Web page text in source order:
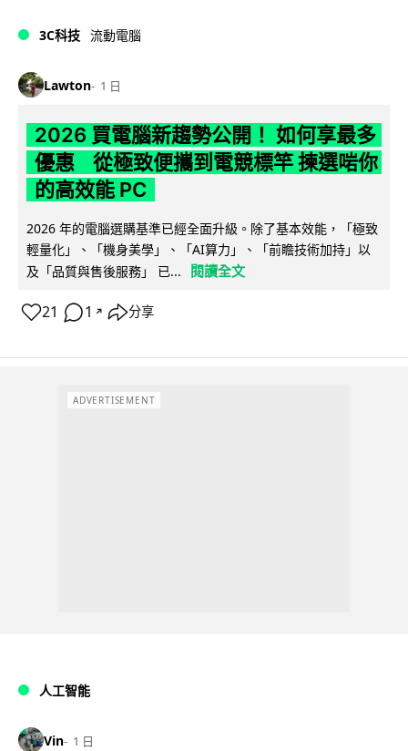
3C科技 流動電腦
Lawton 1 日
2026 買電腦新趨勢公開！ 如何享最多
優惠 從極致便攜到電競標竿 揀選啱你
的高效能 PC
2026 年的電腦選購基準已經全面升級。除了基本效能，「極致
輕量化」、「機身美學」、「AI算力」、「前瞻技術加持」以
及「品質與售後服務」 已...
閱讀全文
21 1 ↗ 分享
ADVERTISEMENT
人工智能
Vin 1 日